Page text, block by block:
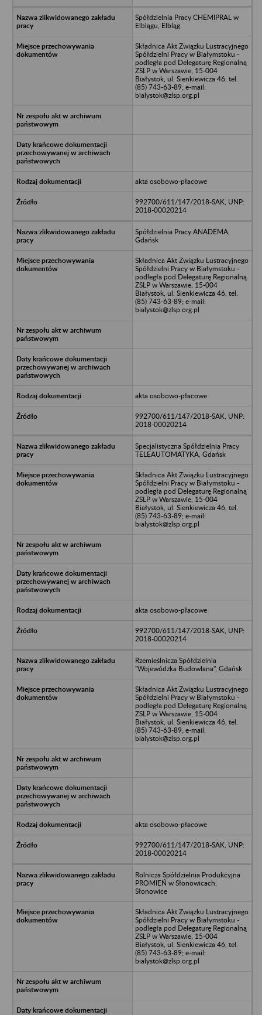
Spółdzielnia Pracy CHEMIPRAL w
Elblągu, Elbląg
Składnica Akt Związku Lustracyjnego
Spółdzielni Pracy w Białymstoku -
podległa pod Delegaturę Regionalną
ZSLP w Warszawie, 15-004
Białystok, ul. Sienkiewicza 46, tel.
(85) 743-63-89; e-mail:
bialystok@zlsp.org.pl
akta osobowo-płacowe
992700/611/147/2018-SAK, UNP:
2018-00020214
Spółdzielnia Pracy ANADEMA,
Gdańsk
Składnica Akt Związku Lustracyjnego
Spółdzielni Pracy w Białymstoku -
podległa pod Delegaturę Regionalną
ZSLP w Warszawie, 15-004
Białystok, ul. Sienkiewicza 46, tel.
(85) 743-63-89; e-mail:
bialystok@zlsp.org.pl
akta osobowo-płacowe
992700/611/147/2018-SAK, UNP:
2018-00020214
Specjalistyczna Spółdzielnia Pracy
TELEAUTOMATYKA, Gdańsk
Składnica Akt Związku Lustracyjnego
Spółdzielni Pracy w Białymstoku -
podległa pod Delegaturę Regionalną
ZSLP w Warszawie, 15-004
Białystok, ul. Sienkiewicza 46, tel.
(85) 743-63-89; e-mail:
bialystok@zlsp.org.pl
akta osobowo-płacowe
992700/611/147/2018-SAK, UNP:
2018-00020214
Rzemieślnicza Spółdzielnia
"Wojewódzka Budowlana", Gdańsk
Składnica Akt Związku Lustracyjnego
Spółdzielni Pracy w Białymstoku -
podległa pod Delegaturę Regionalną
ZSLP w Warszawie, 15-004
Białystok, ul. Sienkiewicza 46, tel.
(85) 743-63-89; e-mail:
bialystok@zlsp.org.pl
akta osobowo-płacowe
992700/611/147/2018-SAK, UNP:
2018-00020214
Rolnicza Spółdzielnia Produkcyjna
PROMIEŃ w Słonowicach,
Słonowice
Składnica Akt Związku Lustracyjnego
Spółdzielni Pracy w Białymstoku -
podległa pod Delegaturę Regionalną
ZSLP w Warszawie, 15-004
Białystok, ul. Sienkiewicza 46, tel.
(85) 743-63-89; e-mail:
bialystok@zlsp.org.pl